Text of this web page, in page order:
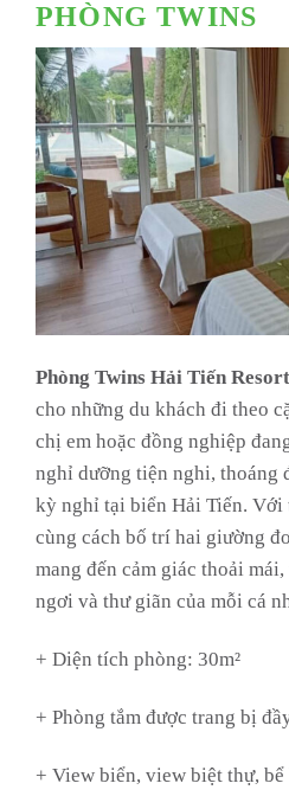
PHÒNG TWINS
Phòng Twins Hải Tiến Resort
cho những du khách đi theo
chị em hoặc đồng nghiệp
nghỉ dưỡng tiện nghi, thoáng
kỳ nghỉ tại biển Hải Tiến. Với
cùng cách bố trí hai giường
mang đến cảm giác thoải
ngơi và thư giãn của mỗi cá
+ Diện tích phòng: 30m²
+ Phòng tắm được trang bị
+ View biển, view biệt thự,